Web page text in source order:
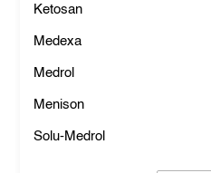
Ketosan
Medexa
Medrol
Menison
Solu-Medrol